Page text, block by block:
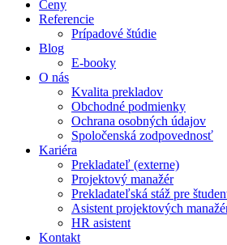
Ceny
Referencie
Prípadové štúdie
Blog
E-booky
O nás
Kvalita prekladov
Obchodné podmienky
Ochrana osobných údajov
Spoločenská zodpovednosť
Kariéra
Prekladateľ (externe)
Projektový manažér
Prekladateľská stáž pre
Asistent projektových
HR asistent
Kontakt